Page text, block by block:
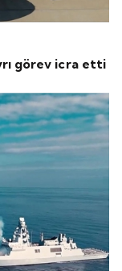
görev icra etti